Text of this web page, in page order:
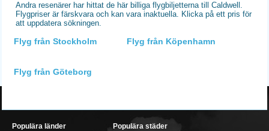
Andra resenärer har hittat de här billiga flygbiljetterna till Caldwell.
Flygpriser är färskvara och kan vara inaktuella. Klicka på ett pris för
att uppdatera sökningen.
Flyg från Stockholm Flyg från Köpenhamn
Flyg från Göteborg
Populära länder
Populära städer